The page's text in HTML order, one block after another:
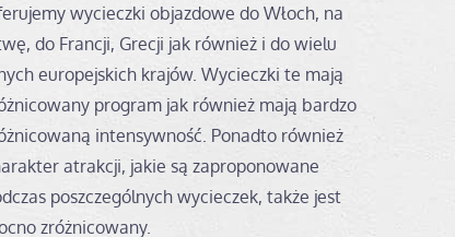
wycieczki objazdowe do Włoch, na
do Francji, Grecji jak również i do wielu
europejskich krajów. Wycieczki te mają
program jak również mają bardzo
intensywność. Ponadto również
atrakcji, jakie są zaproponowane
poszczególnych wycieczek, także jest
zróżnicowany.